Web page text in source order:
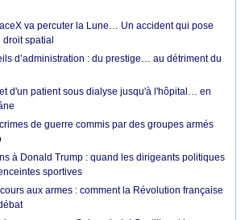
va percuter la Lune… Un accident qui pose
droit spatial
d’administration : du prestige… au détriment du
d'un patient sous dialyse jusqu'à l'hôpital… en
de guerre commis par des groupes armés
à Donald Trump : quand les dirigeants politiques
sportives
aux armes : comment la Révolution française